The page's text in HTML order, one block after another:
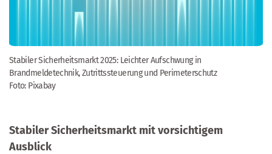
Stabiler Sicherheitsmarkt 2025: Leichter Aufschwung in
Brandmeldetechnik, Zutrittssteuerung und Perimeterschutz
Foto: Pixabay
Stabiler Sicherheitsmarkt mit vorsichtigem
Ausblick